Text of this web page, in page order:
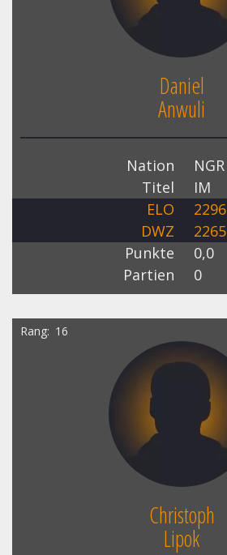
Daniel
Anwuli
Nation
NGR
Titel
IM
ELO
2296
DWZ
2265
Punkte
0,0
Partien
0
Rang 16
Christoph
Lipok